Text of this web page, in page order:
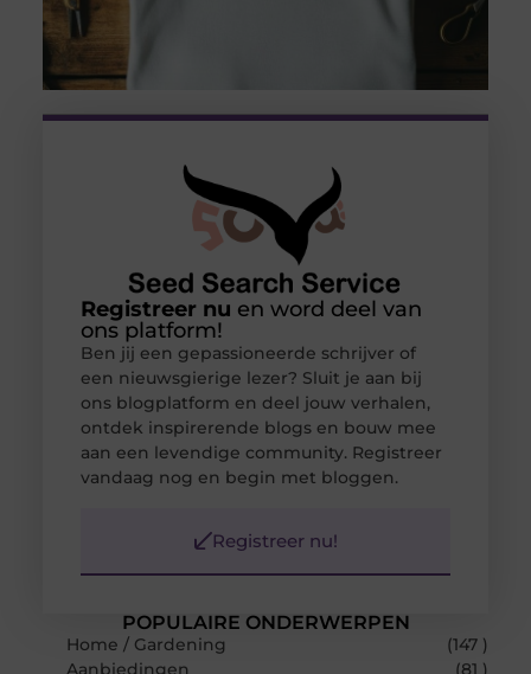
POPULAIRE ONDERWERPEN
Home / Gardening
(147 )
Aanbiedingen
(81 )
Registreer nu en word deel van
ons platform!
Ben jij een gepassioneerde schrijver of
een nieuwsgierige lezer? Sluit je aan bij
ons blogplatform en deel jouw verhalen,
ontdek inspirerende blogs en bouw mee
aan een levendige community. Registreer
vandaag nog en begin met bloggen.
Registreer nu!